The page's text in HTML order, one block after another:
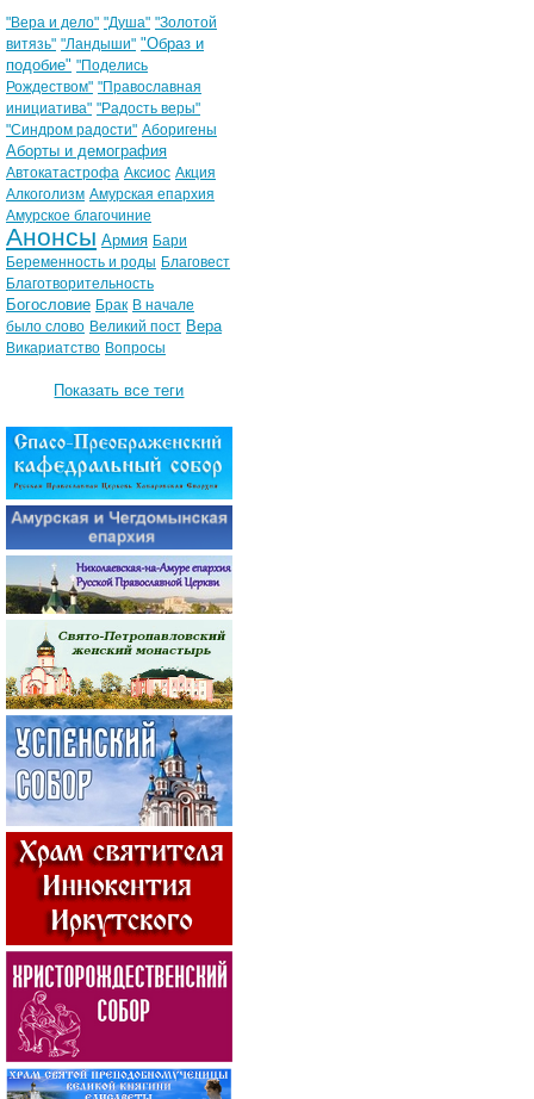
"Вера и дело" "Душа" "Золотой
витязь" "Ландыши" "Образ и
подобие" "Поделись
Рождеством" "Православная
инициатива" "Радость веры"
"Синдром радости" Аборигены
Аборты и демография
Автокатастрофа Аксиос Акция
Алкоголизм Амурская епархия
Амурское благочиние
Анонсы Армия Бари
Беременность и роды Благовест
Благотворительность
Богословие Брак В начале
было слово Великий пост Вера
Викариатство Вопросы
Показать все теги